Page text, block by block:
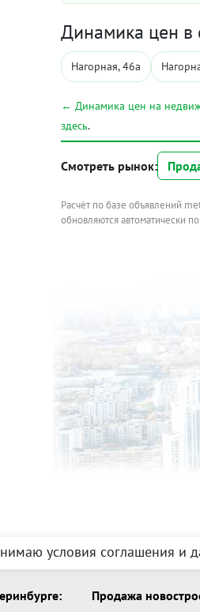
Динамика цен в
Нагорная, 46а
← Динамика цен на
здесь.
Смотреть рынок:
Расчёт по базе объявлений
обновляются автоматически
условия соглашения и
Продажа